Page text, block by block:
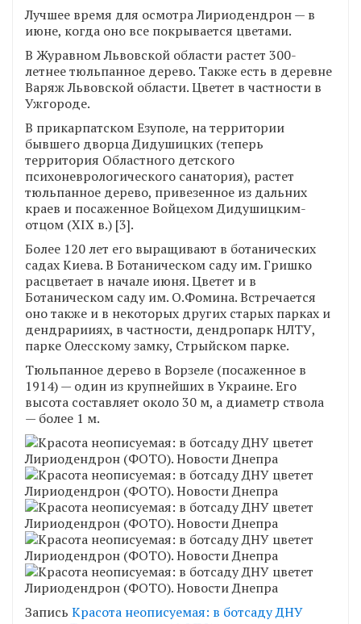
Лучшее время для осмотра Лириодендрон — в
июне, когда оно все покрывается цветами.
В Журавном Львовской области растет 300-
летнее тюльпанное дерево. Также есть в деревне
Варяж Львовской области. Цветет в частности в
Ужгороде.
В прикарпатском Езуполе, на территории
бывшего дворца Дидушицких (теперь
территория Областного детского
психоневрологического санатория), растет
тюльпанное дерево, привезенное из дальних
краев и посаженное Войцехом Дидушицким-
отцом (XIX в.) [3].
Более 120 лет его выращивают в ботанических
садах Киева. В Ботаническом саду им. Гришко
расцветает в начале июня. Цветет и в
Ботаническом саду им. О.Фомина. Встречается
оно также и в некоторых других старых парках и
дендрарииях, в частности, дендропарк НЛТУ,
парке Олесскому замку, Стрыйском парке.
Тюльпанное дерево в Ворзеле (посаженное в
1914) — один из крупнейших в Украине. Его
высота составляет около 30 м, а диаметр ствола
— более 1 м.
Запись Красота неописуемая: в ботсаду ДНУ